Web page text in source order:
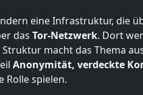
eine Infrastruktur, die
das Tor-Netzwerk. Dort
macht das Thema
Anonymität, verdeckte
Rolle spielen.